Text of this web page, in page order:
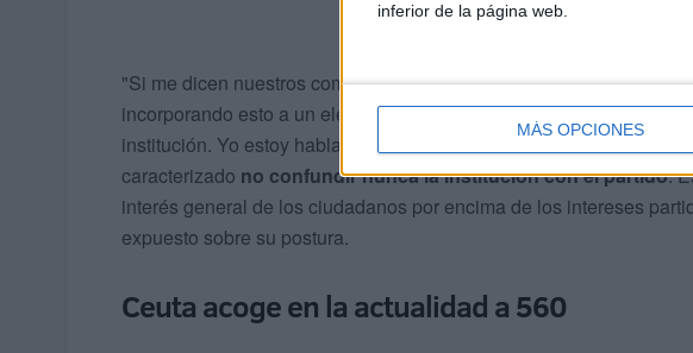
inferior de la página web.
MÁS OPCIONES
"Si me dicen nuestros compañeros de partido, yo creo que nos
incorporando esto a un elemento más de laconfrontación
institución. Yo estoy hablando en nombre de la institución y creo
caracterizado no confundir nunca la institución con el partido.
interés general de los ciudadanos por encima de los intereses
expuesto sobre su postura.
Ceuta acoge en la actualidad a 560